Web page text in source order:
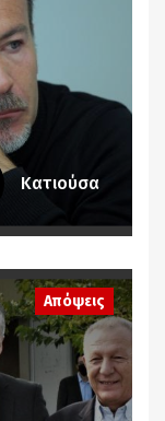
Κατιούσα
Απόψεις